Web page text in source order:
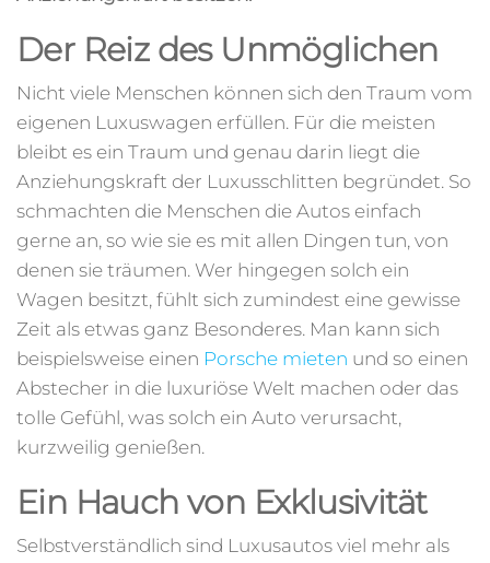
Der Reiz des Unmöglichen
Nicht viele Menschen können sich den Traum vom
eigenen Luxuswagen erfüllen. Für die meisten
bleibt es ein Traum und genau darin liegt die
Anziehungskraft der Luxusschlitten begründet. So
schmachten die Menschen die Autos einfach
gerne an, so wie sie es mit allen Dingen tun, von
denen sie träumen. Wer hingegen solch ein
Wagen besitzt, fühlt sich zumindest eine gewisse
Zeit als etwas ganz Besonderes. Man kann sich
beispielsweise einen Porsche mieten und so einen
Abstecher in die luxuriöse Welt machen oder das
tolle Gefühl, was solch ein Auto verursacht,
kurzweilig genießen.
Ein Hauch von Exklusivität
Selbstverständlich sind Luxusautos viel mehr als